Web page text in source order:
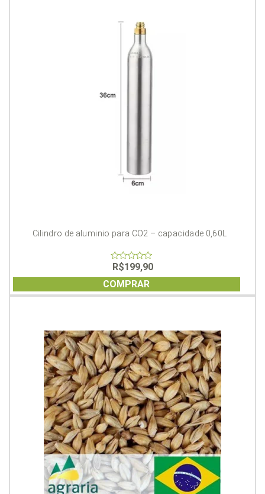
Cilindro de aluminio para CO2 – capacidade 0,60L
0
out
of
5
R$199,90
COMPRAR